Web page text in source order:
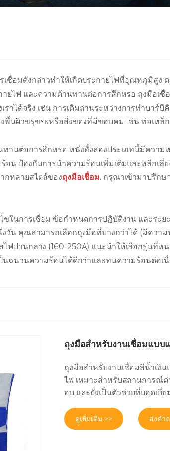
ชื่อมดังกล่าวทำให้เกิดประกายไฟที่อุณหภูมิสู
ยไฟ และความต้านทานต่อการสึกหรอ ถุงมื
ได้จริง เช่น การเติมถ่านระหว่างการทำบาร์
พื้นผิวขรุขระหรือสิ่งของที่มีขอบคม เช่น ท่อเห
ต่อการสึกหรอ หนังทั้งสองประเภทนี้มีความ
ป้องกันการนำความร้อนเพิ่มเติมและหลีกเลี่
กหลายสไตล์ของถุงมือเชื่อม. กรุณาเข้ามาปรึกษา
ในการเชื่อม ข้อกำหนดการปฏิบัติงาน และระย
วัน คุณสามารถเลือกถุงมือที่บางกว่าได้ (มีความ
ฟปานกลาง (160-250A) แนะนำให้เลือกรุ่นที่
ฉนวนความร้อนได้ดีกว่าและทนความร้อนต่อเนื่
ถุงมือสำหรับงานเชื่อมแบบ
ถุงมือสำหรับงานเชื่อมสีน้ำเงิ
ไฟ เหมาะสำหรับสถานการณ์ต่
อบ และยังเป็นตัวช่วยที่ยอดเยี่
ดูเพิ่มเติม >> ส่งคำ